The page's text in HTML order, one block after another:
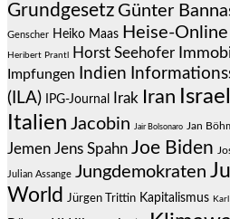
Grundgesetz Günter
Genscher Heiko Maas Heise-Online
Heribert Prantl Horst Seehofer
Impfungen Indien
(ILA)
IPG-Journal Irak Iran Israel
Italien Jacobin Jair Bolsonaro Jan
Jemen Jens Spahn Joe Biden
Julian Assange Jungdemokraten
World Jürgen Trittin Kapitalismus